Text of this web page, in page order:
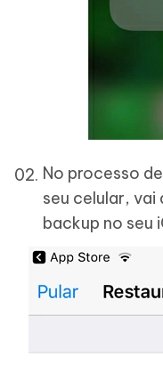
No processo
seu celular,
backup no seu